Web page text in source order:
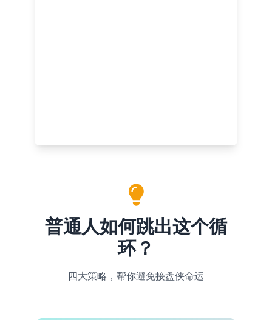
普通人如何跳出这个循
环？
四大策略，帮你避免接盘侠命运